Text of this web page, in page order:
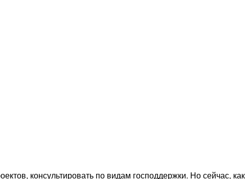
консультировать по видам господдержки. Но сейчас, как